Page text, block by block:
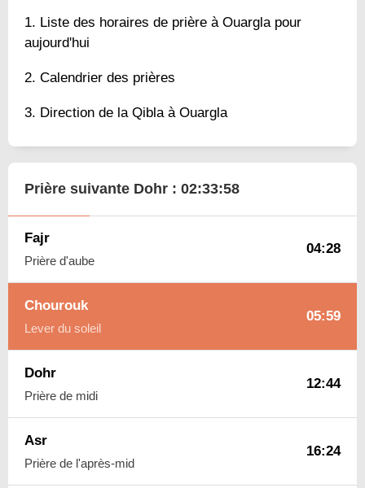
Liste des horaires de prière à Ouargla pour
aujourd'hui
Calendrier des prières
Direction de la Qibla à Ouargla
Prière suivante Dohr : 02:33:57
Fajr
Prière d'aube
04:28
Chourouk
Lever du soleil
05:59
Dohr
Prière de midi
12:44
Asr
Prière de l'après-mid
16:24